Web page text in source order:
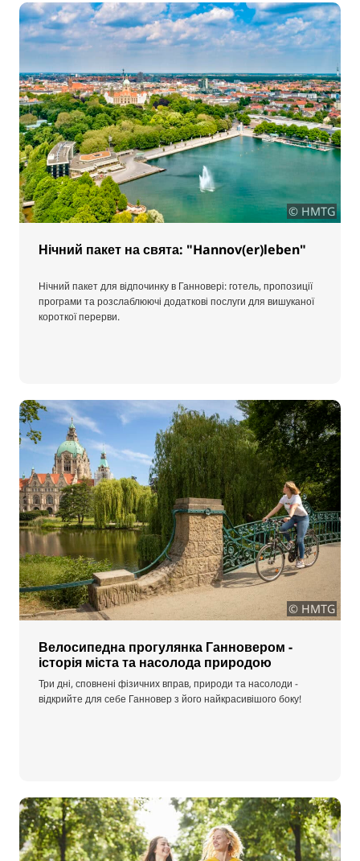
© HMTG
Нічний пакет на свята: "Hannov(er)leben"
Нічний пакет для відпочинку в Ганновері: готель, пропозиції
програми та розслаблюючі додаткові послуги для вишуканої
короткої перерви.
© HMTG
Велосипедна прогулянка Ганновером -
історія міста та насолода природою
Три дні, сповнені фізичних вправ, природи та насолоди -
відкрийте для себе Ганновер з його найкрасивішого боку!